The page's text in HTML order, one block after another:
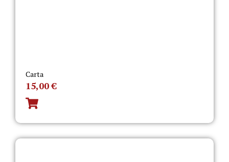
Carta
15,00€